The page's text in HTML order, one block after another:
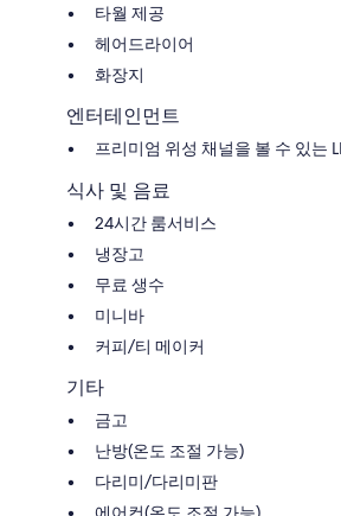
타월 제공
헤어드라이어
화장지
엔터테인먼트
프리미엄 위성 채널을 볼 수 있는
식사 및 음료
24시간 룸서비스
냉장고
무료 생수
미니바
커피/티 메이커
기타
금고
난방(온도 조절 가능)
다리미/다리미판